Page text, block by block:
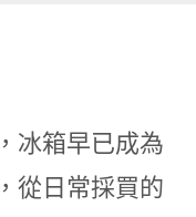
冰箱早已成為
從日常採買的